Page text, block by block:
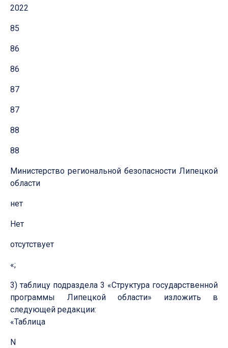
2022
85
86
86
87
87
88
88
Министерство региональной безопасности Липецкой
области
нет
Нет
отсутствует
«;
3) таблицу подраздела 3 «Структура государственной
программы Липецкой области» изложить в
следующей редакции:
«Таблица
N